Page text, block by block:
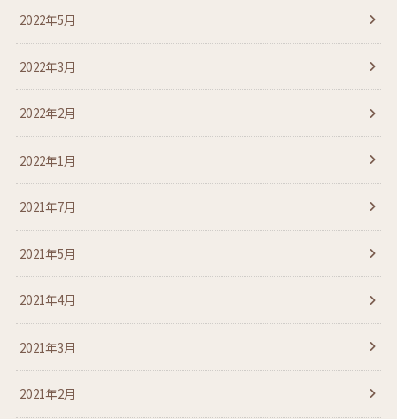
2022年5月
2022年3月
2022年2月
2022年1月
2021年7月
2021年5月
2021年4月
2021年3月
2021年2月